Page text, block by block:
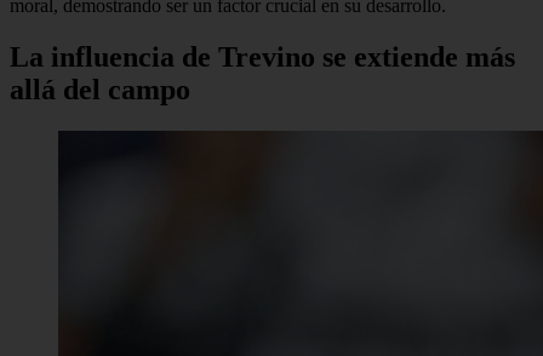
moral, demostrando ser un factor crucial en su desarrollo.
La influencia de Trevino se extiende más
allá del campo